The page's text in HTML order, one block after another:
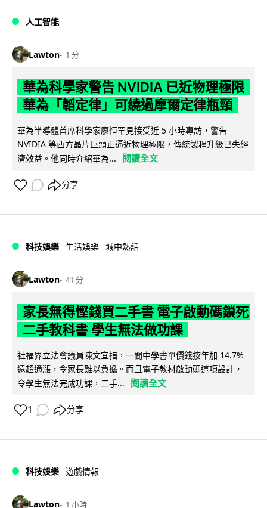
人工智能
Lawton 1 分
華為科學家警告 NVIDIA 已近物理極限
華為「韜定律」可繞過摩爾定律瓶頸
華為半導體首席科學家廖恒罕見接受近 5 小時專訪，警告
NVIDIA 等西方晶片巨頭正逼近物理極限，傳統製程升級已失經
濟效益。他同時介紹華為...
閱讀全文
分享
科技娛樂 生活娛樂 城中熱話
Lawton 41 分
家長無得慳錢買二手書 電子啟動碼鎖死
二手教科書 學生無法做功課
社福界立法會議員陳文宜指，一間中學書單價錢按年加 14.7%
遠超通漲，令家長難以負擔。而且電子教材啟動碼這項設計，
令學生無法完成功課，二手...
閱讀全文
1 分享
科技娛樂 遊戲情報
Lawton 1 小時